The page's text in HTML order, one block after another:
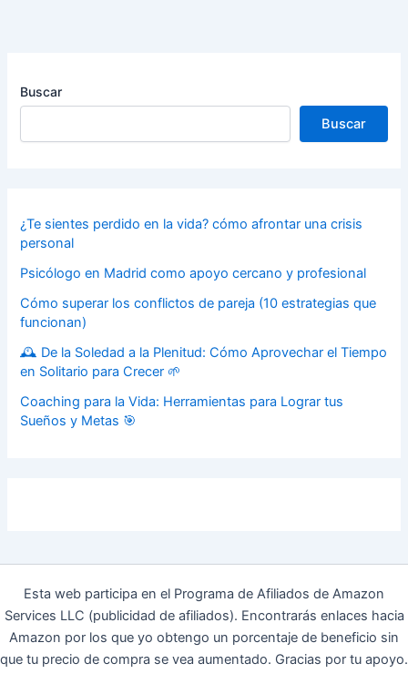
Buscar
Buscar
¿Te sientes perdido en la vida? cómo afrontar una crisis
personal
Psicólogo en Madrid como apoyo cercano y profesional
Cómo superar los conflictos de pareja (10 estrategias que
funcionan)
🕰️ De la Soledad a la Plenitud: Cómo Aprovechar el Tiempo
en Solitario para Crecer 🌱
Coaching para la Vida: Herramientas para Lograr tus
Sueños y Metas 🎯
Esta web participa en el Programa de Afiliados de Amazon
Services LLC (publicidad de afiliados). Encontrarás enlaces hacia
Amazon por los que yo obtengo un porcentaje de beneficio sin
que tu precio de compra se vea aumentado. Gracias por tu apoyo.